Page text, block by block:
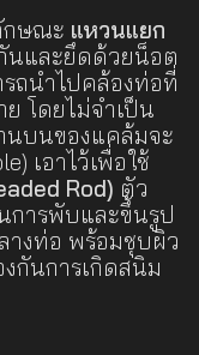
กษณะ แหวนแยก
นและยึดด้วยน็อต
รถนำไปคล้องท่อที่
โดยไม่จำเป็น
นบนของแคล้มจะ
เอาไว้เพื่อใช้
Rod) ตัว
การพับและขึ้นรูป
งท่อ พร้อมชุบผิว
กันการเกิดสนิม